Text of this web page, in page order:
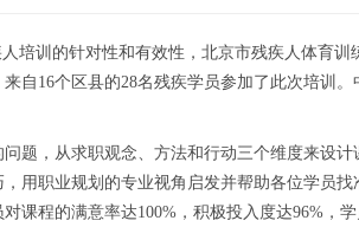
训的针对性和有效性，北京市残疾人体育训
自16个区县的28名残疾学员参加了此次培训
，从求职观念、方法和行动三个维度来设计
用职业规划的专业视角启发并帮助各位学员
课程的满意率达100%，积极投入度达96%，